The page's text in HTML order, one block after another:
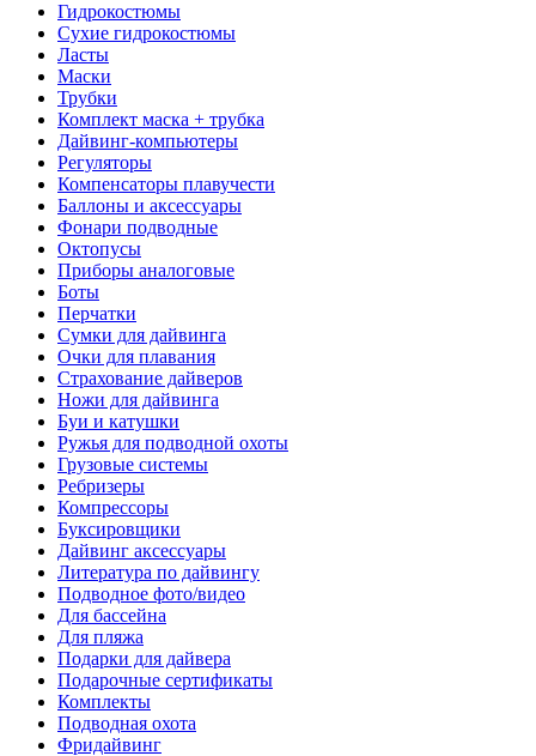
Гидрокостюмы
Сухие гидрокостюмы
Ласты
Маски
Трубки
Комплект маска + трубка
Дайвинг-компьютеры
Регуляторы
Компенсаторы плавучести
Баллоны и аксессуары
Фонари подводные
Октопусы
Приборы аналоговые
Боты
Перчатки
Сумки для дайвинга
Очки для плавания
Страхование дайверов
Ножи для дайвинга
Буи и катушки
Ружья для подводной охоты
Грузовые системы
Ребризеры
Компрессоры
Буксировщики
Дайвинг аксессуары
Литература по дайвингу
Подводное фото/видео
Для бассейна
Для пляжа
Подарки для дайвера
Подарочные сертификаты
Комплекты
Подводная охота
Фридайвинг